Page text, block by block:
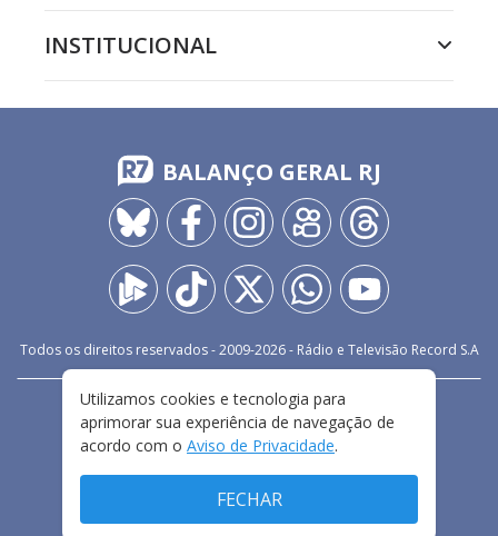
INSTITUCIONAL
BALANÇO GERAL RJ
Todos os direitos reservados - 2009-2026- Rádio e Televisão Record S.A
FALE CONOSCO
PRIVACIDADE
TERMOS E CONDIÇÕES DE USO
Utilizamos cookies e tecnologia para
aprimorar sua experiência de navegação de
acordo com o Aviso de Privacidade.
FECHAR